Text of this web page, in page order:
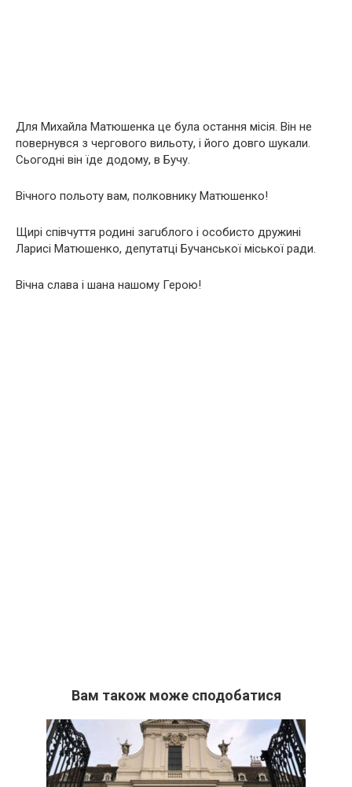
Для Михайла Матюшенка це була остання місія. Він не
повернувся з чергового вильоту, і його довго шукали.
Сьогодні він їде додому, в Бучу.
Вічного польоту вам, полковнику Матюшенко!
Щирі співчуття родині загuблого і особисто дружині
Ларисі Матюшенко, депутатці Бучанської міської ради.
Вічна слава і шана нашому Герою!
Вам також може сподобатися